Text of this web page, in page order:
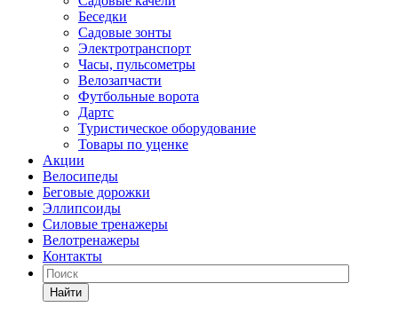
Беседки
Садовые зонты
Электротранспорт
Часы, пульсометры
Велозапчасти
Футбольные ворота
Дартс
Туристическое оборудование
Товары по уценке
Акции
Велосипеды
Беговые дорожки
Эллипсоиды
Силовые тренажеры
Велотренажеры
Контакты
Найти